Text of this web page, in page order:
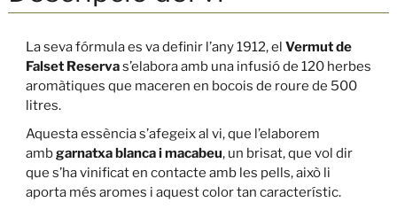
La seva fórmula es va definir l’any 1912, el Vermut de
Falset Reservas’elabora amb una infusió de 120 herbes
aromàtiques que maceren en bocois de roure de 500
litres.
Aquesta essència s’afegeix al vi, que l’elaborem
ambgarnatxa blanca i macabeu, un brisat, que vol dir
que s’ha vinificat en contacte amb les pells, això li
aporta més aromes i aquest color tan característic.